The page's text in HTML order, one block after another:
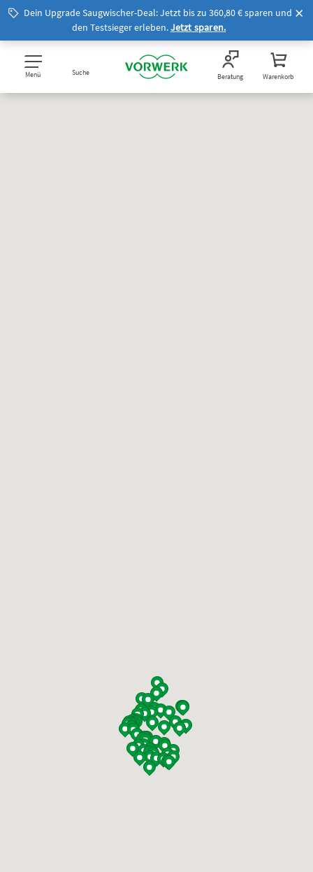
Dein Upgrade Saugwischer-Deal: Jetzt bis zu 360,80 € sparen und
den Testsieger erleben.Jetzt sparen.
Menü Suche Beratung Warenkorb